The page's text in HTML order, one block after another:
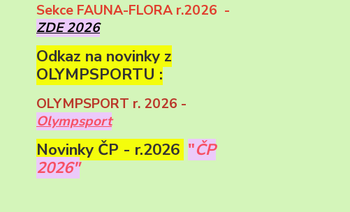
Sekce FAUNA-FLORA r.2026 -
ZDE 2026
Odkaz na novinky z
OLYMPSPORTU :
OLYMPSPORT r. 2026 -
Olympsport
Novinky ČP - r.2026 "ČP
2026"